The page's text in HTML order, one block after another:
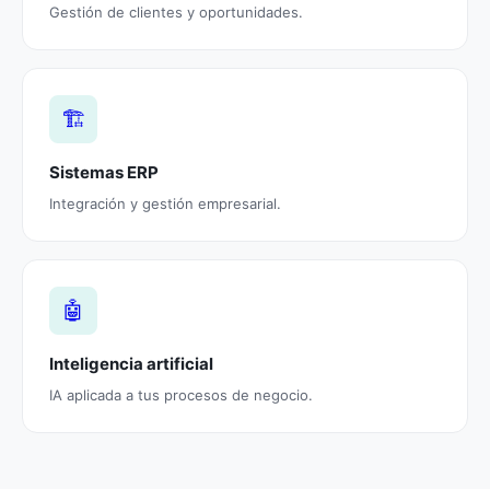
Gestión de clientes y oportunidades.
🏗️
Sistemas ERP
Integración y gestión empresarial.
🤖
Inteligencia artificial
IA aplicada a tus procesos de negocio.